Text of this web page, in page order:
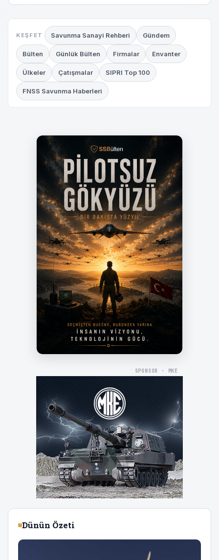
KEŞFET Savunma Sanayi Rehberi Gündem
Bülten Günlük Bülten Firmalar Envanter
Ülkeler Çatışmalar SIPRI Top 100
FNSS Savunma Haberleri
SPONSOR · MKE
Dünün Özeti